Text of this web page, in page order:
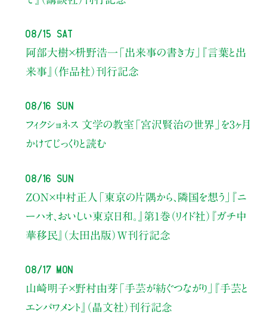
08/15 Sat
阿部大樹×枡野浩一 「出来事の書き方」
『言葉と出
来事』（作品社）刊行記念
08/16 Sun
フィクショネス 文学の教室 「宮沢賢治の世界」を3ヶ月
かけてじっくりと読む
08/16 Sun
ZON×中村正人 「東京の片隅から、隣国を想う」
『ニ
ーハオ、おいしい東京日和。』第1巻（リイド社） 『ガチ中
華移民』（太田出版）W刊行記念
08/17 Mon
山崎明子×野村由芽 「手芸が紡ぐつながり」
『手芸と
エンパワメント』（晶文社）刊行記念